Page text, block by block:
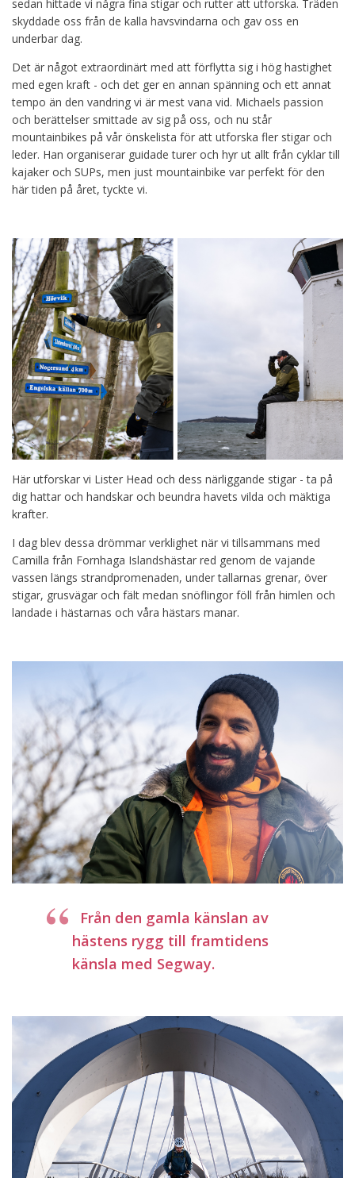
sedan hittade vi några fina stigar och rutter att utforska. Träden
skyddade oss från de kalla havsvindarna och gav oss en
underbar dag.
Det är något extraordinärt med att förflytta sig i hög hastighet
med egen kraft - och det ger en annan spänning och ett annat
tempo än den vandring vi är mest vana vid. Michaels passion
och berättelser smittade av sig på oss, och nu står
mountainbikes på vår önskelista för att utforska fler stigar och
leder. Han organiserar guidade turer och hyr ut allt från cyklar till
kajaker och SUPs, men just mountainbike var perfekt för den
här tiden på året, tyckte vi.
Här utforskar vi Lister Head och dess närliggande stigar - ta på
dig hattar och handskar och beundra havets vilda och mäktiga
krafter.
I dag blev dessa drömmar verklighet när vi tillsammans med
Camilla från Fornhaga Islandshästar red genom de vajande
vassen längs strandpromenaden, under tallarnas grenar, över
stigar, grusvägar och fält medan snöflingor föll från himlen och
landade i hästarnas och våra hästars manar.
Från den gamla känslan av
hästens rygg till framtidens
känsla med Segway.